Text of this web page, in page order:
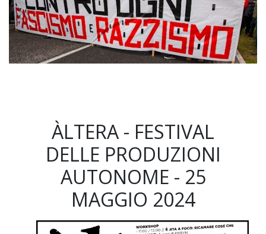
ÀLTERA - FESTIVAL
DELLE PRODUZIONI
AUTONOME - 25
MAGGIO 2024